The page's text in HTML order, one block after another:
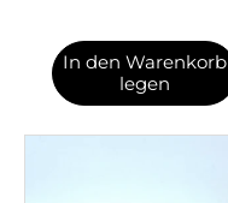
In den Warenkorb
legen